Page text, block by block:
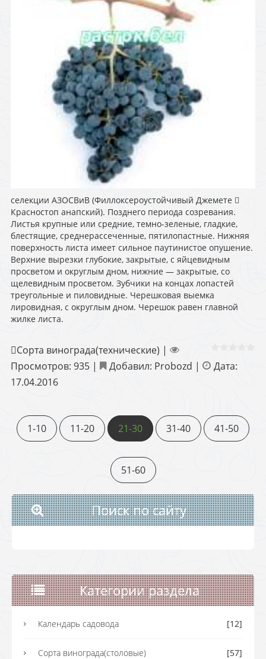
селекции АЗОСВиВ (Филлоксероустойчивый Джемете 
Красностоп анапский). Позднего периода созревания.
Листья крупные или средние, темно-зеленые, гладкие,
блестящие, среднерассеченные, пятилопастные. Нижняя
поверхность листа имеет сильное паутинистое опушение.
Верхние вырезки глубокие, закрытые, с яйцевидным
просветом и округлым дном, нижние — закрытые, со
щелевидным просветом. Зубчики на концах лопастей
треугольные и пиловидные. Черешковая выемка
лировидная, с округлым дном. Черешок равен главной
жилке листа.
Сорта винограда(технические) |
Просмотров: 935 | Добавил: Probozd |
Дата:
17.04.2016
1-10 11-20 21-30 31-40 41-50
51-60
Поиск по сайту
Категории раздела
Календарь садовода [12]
Сорта винограда(столовые) [57]